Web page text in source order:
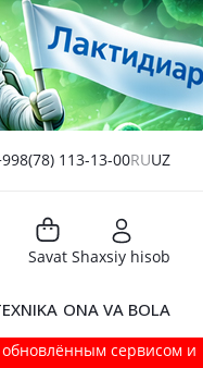
113-13-00RUUZ
Savat Shaxsiy hisob
ONA VA BOLA
сервисом и